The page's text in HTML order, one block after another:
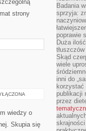
strony
wiedzy o
Skupia się
Badania
sprzyja:
poprawie
Duża
Skąd
wiele
inni do
korzystać
publikacji
przez